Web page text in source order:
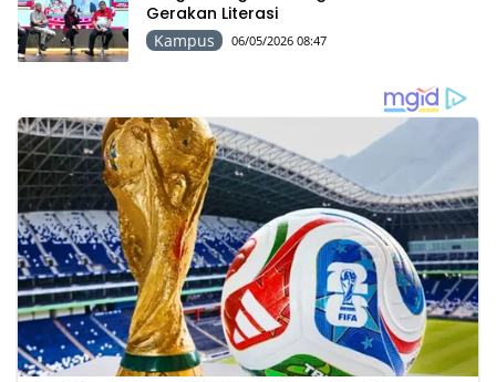
Gerakan Literasi
Kampus 06/05/2026 08:47